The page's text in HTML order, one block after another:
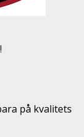
på kvalitets